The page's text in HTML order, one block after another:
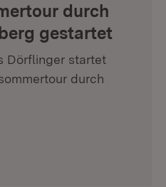
durch
gestartet
Dörflinger startet
durch